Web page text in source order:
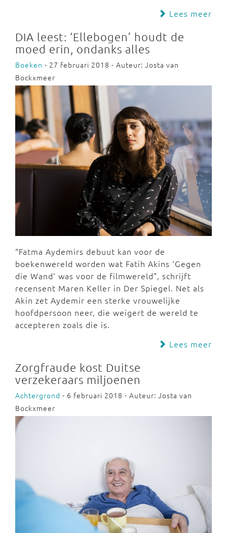
Lees meer
DIA leest: ‘Ellebogen’ houdt de
moed erin, ondanks alles
Boeken - 27 februari 2018 - Auteur: Josta van
Bockxmeer
“Fatma Aydemirs debuut kan voor de
boekenwereld worden wat Fatih Akins ‘Gegen
die Wand’ was voor de filmwereld”, schrijft
recensent Maren Keller in Der Spiegel. Net als
Akin zet Aydemir een sterke vrouwelijke
hoofdpersoon neer, die weigert de wereld te
accepteren zoals die is.
Lees meer
Zorgfraude kost Duitse
verzekeraars miljoenen
Achtergrond - 6 februari 2018 - Auteur: Josta van
Bockxmeer